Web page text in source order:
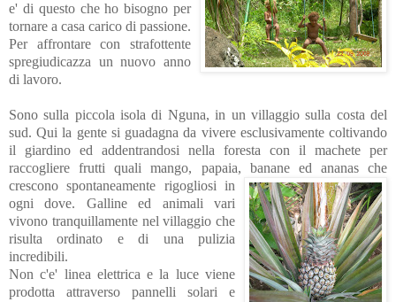
e' di questo che ho bisogno per
tornare a casa carico di passione.
Per affrontare con strafottente
spregiudicazza un nuovo anno
di lavoro.
Sono sulla piccola isola di Nguna, in un villaggio sulla costa del
sud. Qui la gente si guadagna da vivere esclusivamente coltivando
il giardino ed addentrandosi nella foresta con il machete per
raccogliere frutti quali mango, papaia, banane ed ananas che
crescono spontaneamente rigogliosi in
ogni dove. Galline ed animali vari
vivono tranquillamente nel villaggio che
risulta ordinato edi una pulizia
incredibili.
Non c'e' linea elettrica e la luce viene
prodotta attraverso pannelli solari e